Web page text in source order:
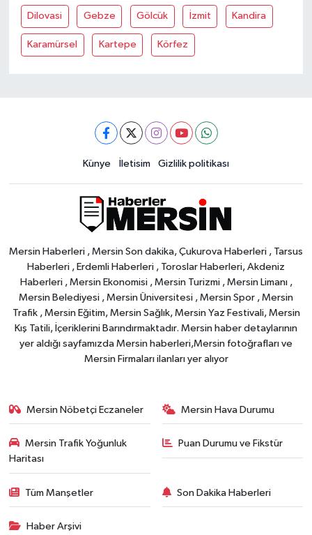
Dilovasi Gebze Gölcük İzmit Kandira
Karamürsel Kartepe Körfez
Künye İletisim Gizlilik politikası
Mersin Haberleri , Mersin Son dakika, Çukurova Haberleri , Tarsus
Haberleri , Erdemli Haberleri , Toroslar Haberleri, Akdeniz
Haberleri , Mersin Ekonomisi , Mersin Turizmi , Mersin Limanı ,
Mersin Belediyesi , Mersin Üniversitesi , Mersin Spor , Mersin
Trafik , Mersin Eğitim, Mersin Sağlık, Mersin Yaz Festivali, Mersin
Kış Tatili, İçeriklerini Barındırmaktadır. Mersin haber detaylarının
yer aldığı sayfamızda Mersin haberleri,Mersin fotoğrafları ve
Mersin Firmaları ilanları yer alıyor
Mersin Nöbetçi Eczaneler Mersin Hava Durumu
Mersin Trafik Yoğunluk
Haritası
Puan Durumu ve Fikstür
Tüm Manşetler Son Dakika Haberleri
Haber Arşivi